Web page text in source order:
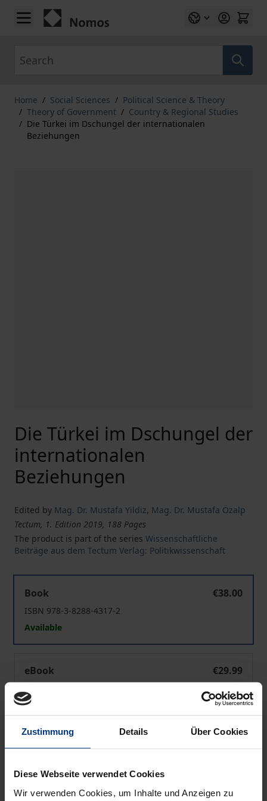
Zustimmung Details Über Cookies
Diese Webseite verwendet Cookies
Wir verwenden Cookies, um Inhalte und Anzeigen zu
Skip to Content
Home / Social Sciences / Political Science & Theory
/ Theory of Government / Country & Regional Studies
/ Die Türkei im Dschungel der internationalen
Beziehungen
Die Türkei im Dschungel der
internationalen
Beziehungen
Edited by Mag. Dr. Mustafa Yildiz, Mag. Dr. Mustafa Özalp
Tectum, 1. Edition 2019, 188 Pages
The product is part of the series Wissenschaftliche
Beiträge aus dem Tectum Verlag: Politikwissenschaft
Book
€38.00
ISBN 978-3-8288-4317-2
Available
eBook
€29.99
Available
Prices include VAT. Depending on the delivery address, VAT
Add to Cart